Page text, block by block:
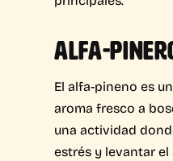
ALFA-
El alfa-pineno es
aroma fresco a
una actividad
estrés y levantar el